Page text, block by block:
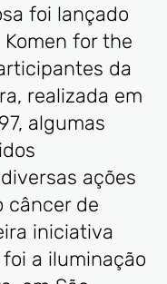
foi lançado
for the
da
realizada em
algumas
ações
câncer de
iniciativa
a iluminação